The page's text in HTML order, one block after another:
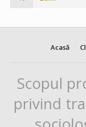
Acasă
Scopul
privind